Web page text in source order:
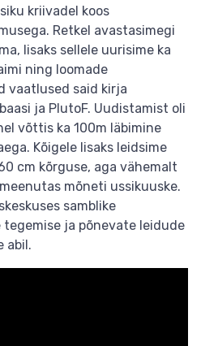
kriivadel koos
Retkel avastasimegi
lisaks sellele uurisime ka
ning loomade
vaatlused said kirja
ja PlutoF. Uudistamist oli
võttis ka 100m läbimine
Kõigele lisaks leidsime
cm kõrguse, aga vähemalt
mõneti ussikuuske.
samblike
ja põnevate leidude
abil.